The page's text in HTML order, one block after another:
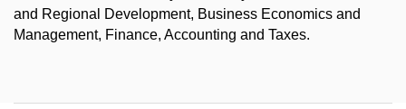
and Regional Development, Business Economics and
Management, Finance, Accounting and Taxes.